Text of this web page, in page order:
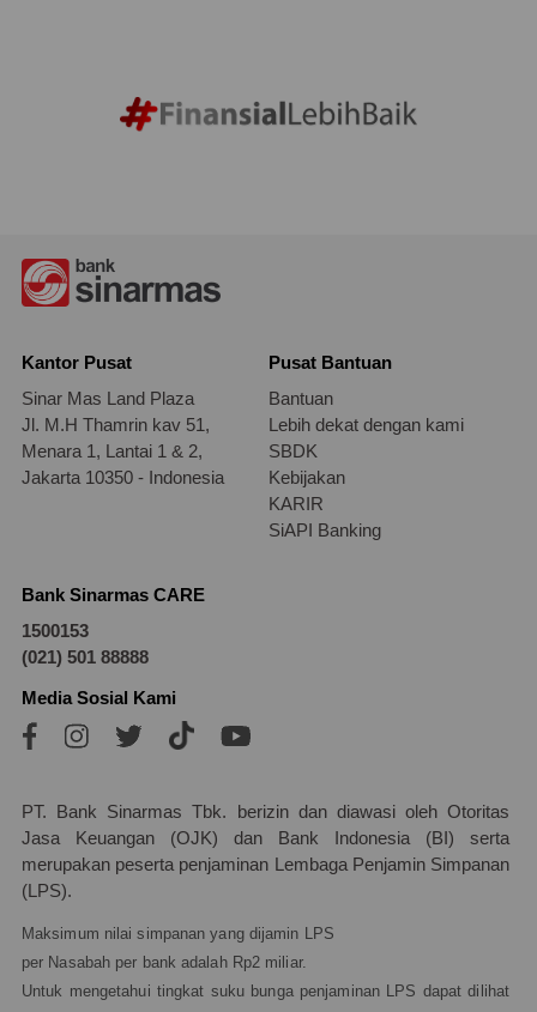
Kantor Pusat
Sinar Mas Land Plaza
Jl. M.H Thamrin kav 51,
Menara 1, Lantai 1 & 2,
Jakarta 10350 - Indonesia
Pusat Bantuan
Bantuan
Lebih dekat dengan kami
SBDK
Kebijakan
KARIR
SiAPI Banking
Bank Sinarmas CARE
1500153
(021) 501 88888
Media Sosial Kami
PT. Bank Sinarmas Tbk. berizin dan diawasi oleh Otoritas
Jasa Keuangan (OJK) dan Bank Indonesia (BI) serta
merupakan peserta penjaminan Lembaga Penjamin Simpanan
(LPS).
Maksimum nilai simpanan yang dijamin LPS
per Nasabah per bank adalah Rp2 miliar.
Untuk mengetahui tingkat suku bunga penjaminan LPS dapat dilihat